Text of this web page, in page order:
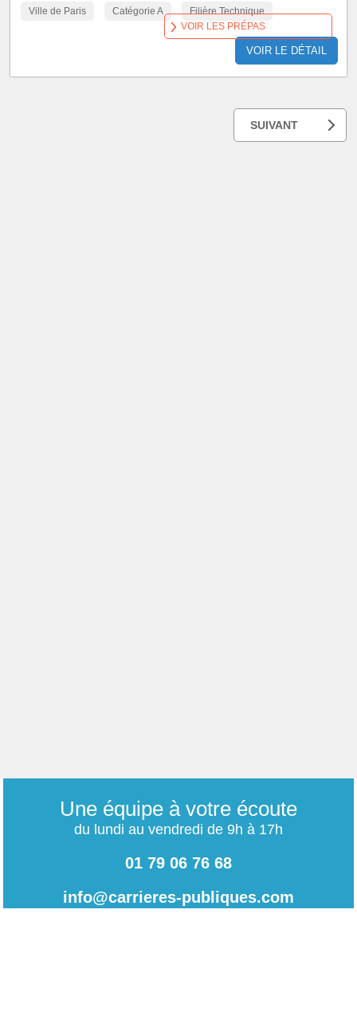
Ville de Paris Catégorie A Filière Technique
VOIR LE DÉTAIL
VOIR LES PRÉPAS
SUIVANT
Une équipe à votre écoute
du lundi au vendredi de 9h à 17h
01 79 06 76 68
info@carrieres-publiques.com